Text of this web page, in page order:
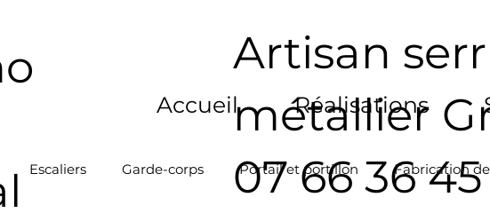
Accueil Réalisations
Artisan
métallier
07 66 36
Escaliers Garde-corps Portail et portillon Fabrication